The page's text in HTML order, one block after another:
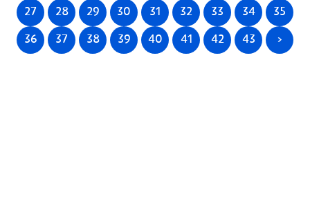
27 28 29 30 31 32 33 34 35
36 37 38 39 40 41 42 43 >